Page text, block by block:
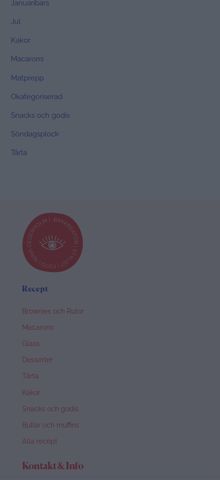
Januaribars
Jul
Kakor
Macarons
Matprepp
Okategoriserad
Snacks och godis
Söndagsplock
Tårta
Recept
Brownies och Rutor
Macarons
Glass
Desserter
Tårta
Kakor
Snacks och godis
Bullar och muffins
Alla recept
Kontakt & Info